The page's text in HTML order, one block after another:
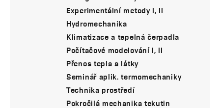
Experimentální metody I, II
Hydromechanika
Klimatizace a tepelná čerpadla
Počítačové modelování I, II
Přenos tepla a látky
Seminář aplik. termomechaniky
Technika prostředí
Pokročilá mechanika tekutin